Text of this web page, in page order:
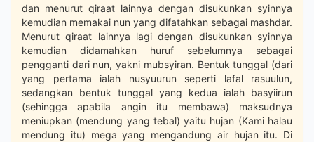
dan menurut qiraat lainnya dengan disukunkan syinnya
kemudian memakai nun yang difatahkan sebagai mashdar.
Menurut qiraat lainnya lagi dengan disukunkan syinnya
kemudian didamahkan huruf sebelumnya sebagai
pengganti dari nun, yakni mubsyiran. Bentuk tunggal (dari
yang pertama ialah nusyuurun seperti lafal rasuulun,
sedangkan bentuk tunggal yang kedua ialah basyiirun
(sehingga apabila angin itu membawa) maksudnya
meniupkan (mendung yang tebal) yaitu hujan (Kami halau
mendung itu) mega yang mengandung air hujan itu. Di